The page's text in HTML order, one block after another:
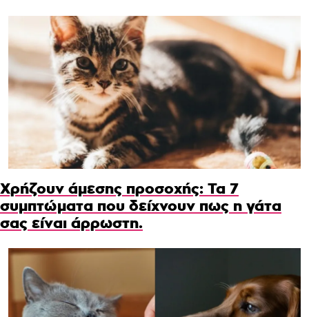
Χρήζουν άμεσης προσοχής: Τα 7
συμπτώματα που δείχνουν πως η γάτα
σας είναι άρρωστη.